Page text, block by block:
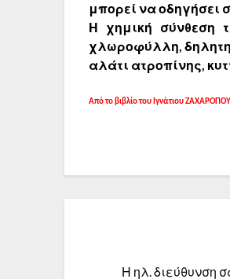
μπορεί να οδηγήσει
Η χημική σύνθεση
χλωροφύλλη,
αλάτι ατροπίνης,
Από το βιβλίο του Ιγνάτιου
Η ηλ. διεύθυνση